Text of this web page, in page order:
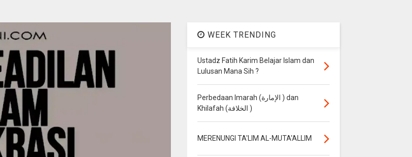
WEEK TRENDING
Ustadz Fatih Karim Belajar Islam dan
Lulusan Mana Sih ?
Perbedaan Imarah (الإمارة ) dan
Khilafah (الخلافة )
MERENUNGI TA'LIM AL-MUTA'ALLIM